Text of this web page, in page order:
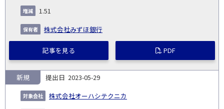
1.51
株式会社みずほ銀行
記事を見る PDF
2023-05-29
株式会社オーハシテクニカ
新規